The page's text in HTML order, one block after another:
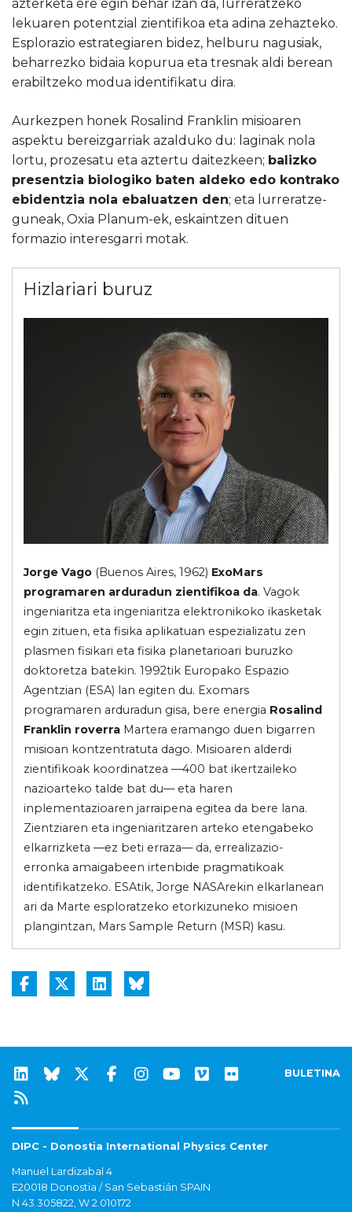
azterketa ere egin behar izan da, lurreratzeko
lekuaren potentzial zientifikoa eta adina zehazteko.
Esplorazio estrategiaren bidez, helburu nagusiak,
beharrezko bidaia kopurua eta tresnak aldi berean
erabiltzeko modua identifikatu dira.
Aurkezpen honek Rosalind Franklin misioaren
aspektu bereizgarriak azalduko du: laginak nola
lortu, prozesatu eta aztertu daitezkeen; balizko
presentzia biologiko baten aldeko edo kontrako
ebidentzia nola ebaluatzen den; eta lurreratze-
guneak, Oxia Planum-ek, eskaintzen dituen
formazio interesgarri motak.
Hizlariari buruz
Jorge Vago (Buenos Aires, 1962) ExoMars
programaren arduradun zientifikoa da. Vagok
ingeniaritza eta ingeniaritza elektronikoko ikasketak
egin zituen, eta fisika aplikatuan espezializatu zen
plasmen fisikari eta fisika planetarioari buruzko
doktoretza batekin. 1992tik Europako Espazio
Agentzian (ESA) lan egiten du. Exomars
programaren arduradun gisa, bere energia Rosalind
Franklin roverra Martera eramango duen bigarren
misioan kontzentratuta dago. Misioaren alderdi
zientifikoak koordinatzea —400 bat ikertzaileko
nazioarteko talde bat du— eta haren
inplementazioaren jarraipena egitea da bere lana.
Zientziaren eta ingeniaritzaren arteko etengabeko
elkarrizketa —ez beti erraza— da, errealizazio-
erronka amaigabeen irtenbide pragmatikoak
identifikatzeko. ESAtik, Jorge NASArekin elkarlanean
ari da Marte esploratzeko etorkizuneko misioen
plangintzan, Mars Sample Return (MSR) kasu.
BULETINA
DIPC - Donostia International Physics Center
Manuel Lardizabal 4
E20018 Donostia / San Sebastián SPAIN
N 43.305822, W 2.010172